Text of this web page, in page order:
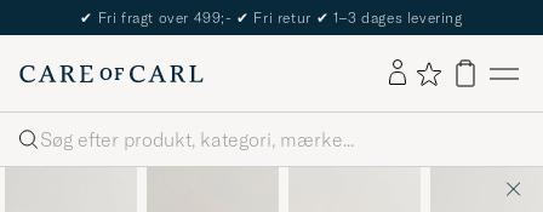
The Care of Carl Passport
Søg